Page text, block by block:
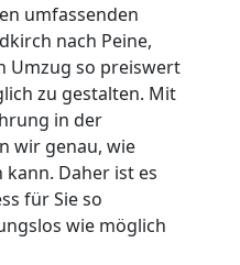
umfassenden
nach Peine,
Umzug so preiswert
zu gestalten. Mit
in der
wir genau, wie
Daher ist es
für Sie so
wie möglich